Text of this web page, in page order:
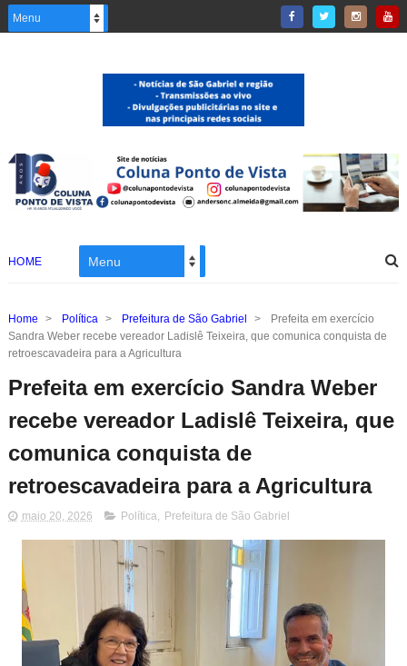
HOME
Home > Política > Prefeitura de São Gabriel >
Prefeita em exercício
Sandra Weber recebe vereador Ladislê Teixeira, que comunica conquista de
retroescavadeira para a Agricultura
Prefeita em exercício Sandra Weber
recebe vereador Ladislê Teixeira, que
comunica conquista de
retroescavadeira para a Agricultura
maio 20, 2026 Política, Prefeitura de São Gabriel